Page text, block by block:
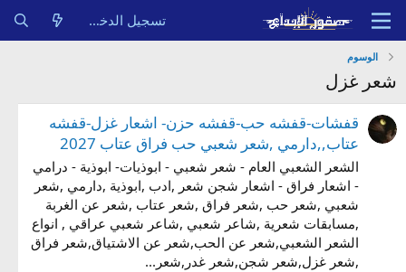
تسجيل الدخول
الوسوم
شعر غزل
قفشات-قفشه حب-قفشه حزن- اشعار غزل-قفشه
عتاب,,دارمي ,شعر شعبي حب فراق عتاب 2027
الشعر الشعبي العام - شعر شعبي - ابوذيات- ابوذية - درامي
- اشعار فراق - اشعار شجن شعر ,ادب ,ابوذية ,دارمي ,شعر
شعبي ,شعر حب ,شعر فراق ,شعر عتاب ,شعر عن الغربة
,مسابقات شعرية ,شاعر شعبي ,شاعر شعبي عراقي , انواع
الشعر الشعبي,شعر عن الحب,شعر عن الاشتياق,شعر فراق
,شعر غزل,شعر شجن,شعر غدر,شعر...